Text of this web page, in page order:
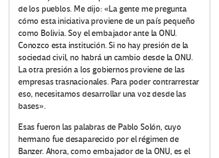
de los pueblos. Me dijo: «La gente me pregunta
cómo esta iniciativa proviene de un país pequeño
como Bolivia. Soy el embajador ante la ONU.
Conozco esta institución. Si no hay presión de la
sociedad civil, no habrá un cambio desde la ONU.
La otra presión a los gobiernos proviene de las
empresas trasnacionales. Para poder contrarrestar
eso, necesitamos desarrollar una voz desde las
bases».
Esas fueron las palabras de Pablo Solón, cuyo
hermano fue desaparecido por el régimen de
Banzer. Ahora, como embajador de la ONU, es el